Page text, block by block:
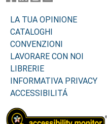
LA TUA OPINIONE
CATALOGHI
CONVENZIONI
LAVORARE CON NOI
LIBRERIE
INFORMATIVA PRIVACY
ACCESSIBILITÁ